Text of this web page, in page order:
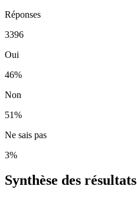
Réponses
3396
Oui
46%
Non
51%
Ne sais pas
3%
Synthèse des résultats